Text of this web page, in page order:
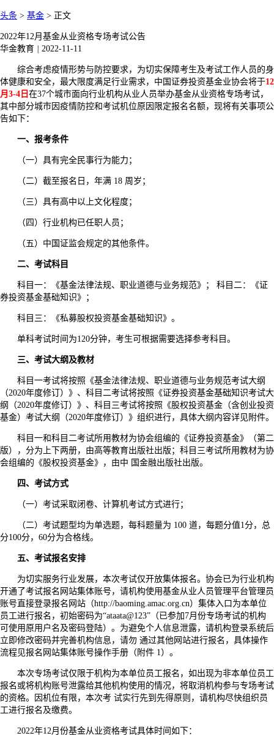
头条 > 基金 > 正文
2022年12月基金从业资格专场考试公告
华金教育
2022-11-11
综合考虑疫情形势与防控要求，为切实保障考生及考试工作人员的身
体健康和安全，最大限度满足行业需求，中国证券投资基金业协会将于12
月3-4日 在37个城市面向行业机构从业人员举办基金从业资格专场考试，
其中部分城市因疫情防控和考试机位原因限定报名名额，现将有关事项公
告如下：
一、报考条件
（一）具有完全民事行为能力；
（二）截至报名日，年满 18 周岁；
（三）具有高中以上文化程度；
（四）行业机构已任职人员；
（五）中国证监会规定的其他条件。
二、考试科目
科目一：《基金法律法规、职业道德与业务规范》； 科目二：《证
券投资基金基础知识》；
科目三：《私募股权投资基金基础知识》。
单科考试时间为120分钟，考生可根据需要选择参考科目。
三、考试大纲及教材
科目一考试将按照《基金法律法规、职业道德与业务规范考试大纲
（2020年度修订）》、科目二考试将按照《证券投资基金基础知识考试大
纲（2020年度修订）》、科目三考试将按照《股权投资基金（含创业投资
基金）考试大纲（2020年度修订）》组织进行，具体大纲内容详见附件。
科目一和科目二考试所用教材为协会组编的《证券投资基金》（第二
版），分为上下两册，由高等教育出版社出版；科目三考试所用教材为协
会组编的《股权投资基金》，由中 国金融出版社出版。
四、考试方式
（一）考试采取闭卷、计算机考试方式进行；
（二）考试题型均为单选题，每科题量为 100 道，每题分值1分，总
分100分，60分为合格线。
五、考试报名安排
为切实服务行业发展，本次考试仅开放集体报名。协会已为行业机构
开通了考试报名网站集体账号，请机构使用基金从业人员管理平台管理员
账号直接登录报名网站（http://baoming.amac.org.cn）集体入口为本单位
员工进行报名，初始密码为“ataata@123”（已参加7月份专场考试的机构
可使用原用户名及密码登陆）。为避免个人信息泄露，请机构登录系统后
立即修改密码并完善机构信息，请勿 通过其他网站进行报名，具体操作
流程见报名网站集体账号操作手册（附件 1）。
本次专场考试仅限于机构为本单位员工报名，如出现为非本单位员工
报名或将机构账号泄露给其他机构使用的情况，将取消机构参与专场考试
的资格。因机位有限，本次考 试实行先到先得原则，请机构尽快组织员
工进行报名及缴费。
2022年12月份基金从业资格考试具体时间如下：